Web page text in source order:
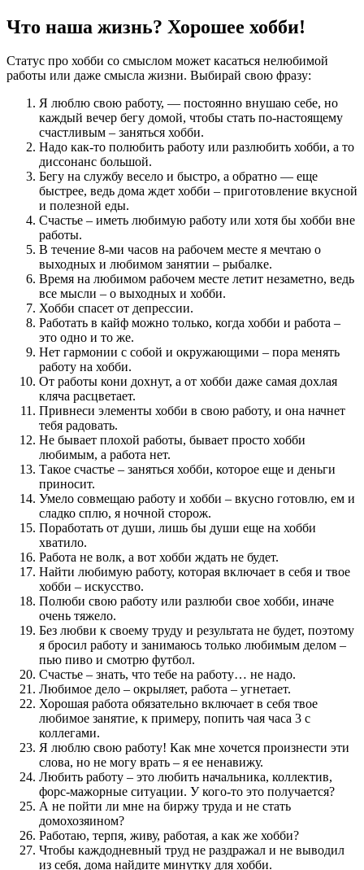
Что наша жизнь? Хорошее хобби!
Статус про хобби со смыслом может касаться нелюбимой
работы или даже смысла жизни. Выбирай свою фразу:
Я люблю свою работу, — постоянно внушаю себе, но
каждый вечер бегу домой, чтобы стать по-настоящему
счастливым – заняться хобби.
Надо как-то полюбить работу или разлюбить хобби, а то
диссонанс большой.
Бегу на службу весело и быстро, а обратно — еще
быстрее, ведь дома ждет хобби – приготовление вкусной
и полезной еды.
Счастье – иметь любимую работу или хотя бы хобби вне
работы.
В течение 8-ми часов на рабочем месте я мечтаю о
выходных и любимом занятии – рыбалке.
Время на любимом рабочем месте летит незаметно, ведь
все мысли – о выходных и хобби.
Хобби спасет от депрессии.
Работать в кайф можно только, когда хобби и работа –
это одно и то же.
Нет гармонии с собой и окружающими – пора менять
работу на хобби.
От работы кони дохнут, а от хобби даже самая дохлая
кляча расцветает.
Привнеси элементы хобби в свою работу, и она начнет
тебя радовать.
Не бывает плохой работы, бывает просто хобби
любимым, а работа нет.
Такое счастье – заняться хобби, которое еще и деньги
приносит.
Умело совмещаю работу и хобби – вкусно готовлю, ем и
сладко сплю, я ночной сторож.
Поработать от души, лишь бы души еще на хобби
хватило.
Работа не волк, а вот хобби ждать не будет.
Найти любимую работу, которая включает в себя и твое
хобби – искусство.
Полюби свою работу или разлюби свое хобби, иначе
очень тяжело.
Без любви к своему труду и результата не будет, поэтому
я бросил работу и занимаюсь только любимым делом –
пью пиво и смотрю футбол.
Счастье – знать, что тебе на работу… не надо.
Любимое дело – окрыляет, работа – угнетает.
Хорошая работа обязательно включает в себя твое
любимое занятие, к примеру, попить чая часа 3 с
коллегами.
Я люблю свою работу! Как мне хочется произнести эти
слова, но не могу врать – я ее ненавижу.
Любить работу – это любить начальника, коллектив,
форс-мажорные ситуации. У кого-то это получается?
А не пойти ли мне на биржу труда и не стать
домохозяином?
Работаю, терпя, живу, работая, а как же хобби?
Чтобы каждодневный труд не раздражал и не выводил
из себя, дома найдите минутку для хобби.